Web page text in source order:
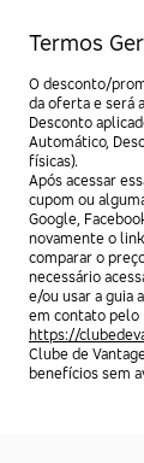
Termos
O desconto/
da oferta e será
Desconto
Automático,
físicas).
Após acessar
cupom ou
Google,
novamente o
comparar o
necessário
e/ou usar a guia
em contato pelo
https://
Clube de
benefícios sem